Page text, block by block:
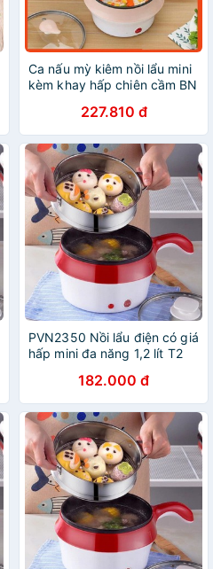
Ca nấu mỳ kiêm nồi lẩu mini
kèm khay hấp chiên cầm BN
227.810 đ
PVN2350 Nồi lẩu điện có giá
hấp mini đa năng 1,2 lít T2
182.000 đ